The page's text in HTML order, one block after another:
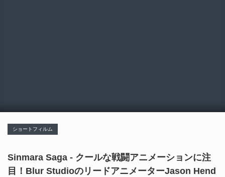
ショートフィルム
Sinmara Saga - クールな戦闘アニメーションに注
目！Blur StudioのリードアニメーターJason Hend